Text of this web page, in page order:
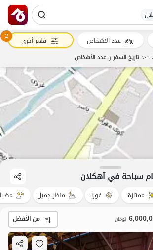
سباحة في آهکلان
ممتازة. فورا. منظر جميل
تومان من الأفضل
عدد الأشخاص 2 فلاتر أخرى
حددتاريخ السفروعدد الأشخاص